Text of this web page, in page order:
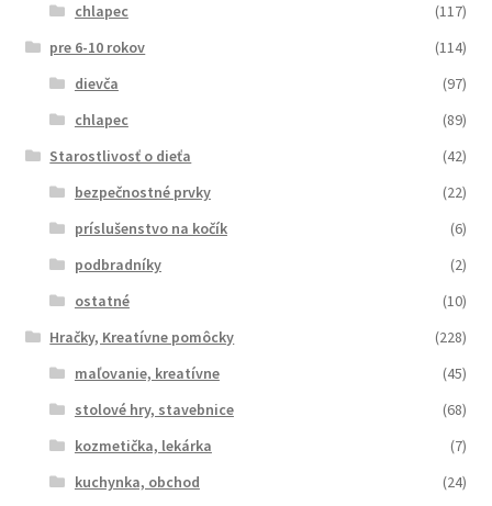
chlapec
(117)
pre 6-10 rokov
(114)
dievča
(97)
chlapec
(89)
Starostlivosť o dieťa
(42)
bezpečnostné prvky
(22)
príslušenstvo na kočík
(6)
podbradníky
(2)
ostatné
(10)
Hračky, Kreatívne pomôcky
(228)
maľovanie, kreatívne
(45)
stolové hry, stavebnice
(68)
kozmetička, lekárka
(7)
kuchynka, obchod
(24)